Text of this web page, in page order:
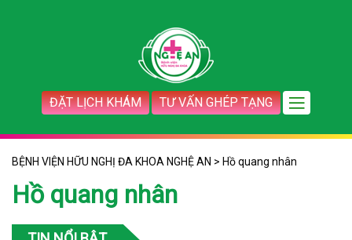
ĐẶT LỊCH KHÁM TƯ VẤN GHÉP TẠNG
BỆNH VIỆN HỮU NGHỊ ĐA KHOA NGHỆ AN > Hồ quang nhân
Hồ quang nhân